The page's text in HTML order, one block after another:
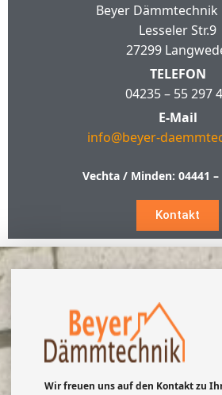
Beyer Dämmtechnik
Lesseler Str.9
27299
TELEFON
04235 – 55 297
E-Mail
info@beyer-
Vechta / Minden: 04441
Kontakt
Wir freuen uns auf den Kontakt zu